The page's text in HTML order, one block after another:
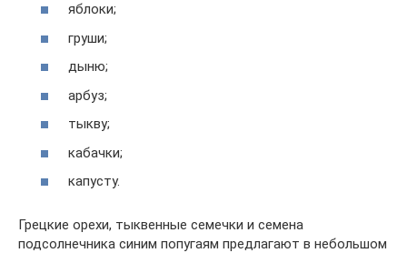
яблоки;
груши;
дыню;
арбуз;
тыкву;
кабачки;
капусту.
Грецкие орехи, тыквенные семечки и семена
подсолнечника синим попугаям предлагают в небольшом